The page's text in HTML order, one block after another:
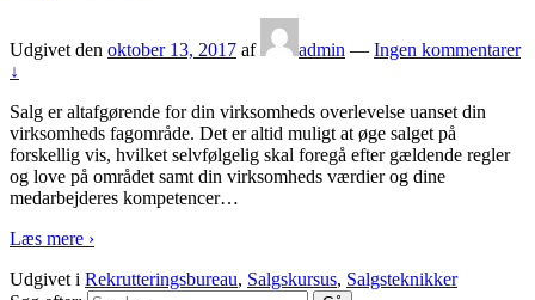
Udgivet den oktober 13, 2017 af admin — Ingen kommentarer
↓
Salg er altafgørende for din virksomheds overlevelse uanset din
virksomheds fagområde. Det er altid muligt at øge salget på
forskellig vis, hvilket selvfølgelig skal foregå efter gældende regler
og love på området samt din virksomheds værdier og dine
medarbejderes kompetencer…
Læs mere ›
Udgivet i Rekrutteringsbureau, Salgskursus, Salgsteknikker